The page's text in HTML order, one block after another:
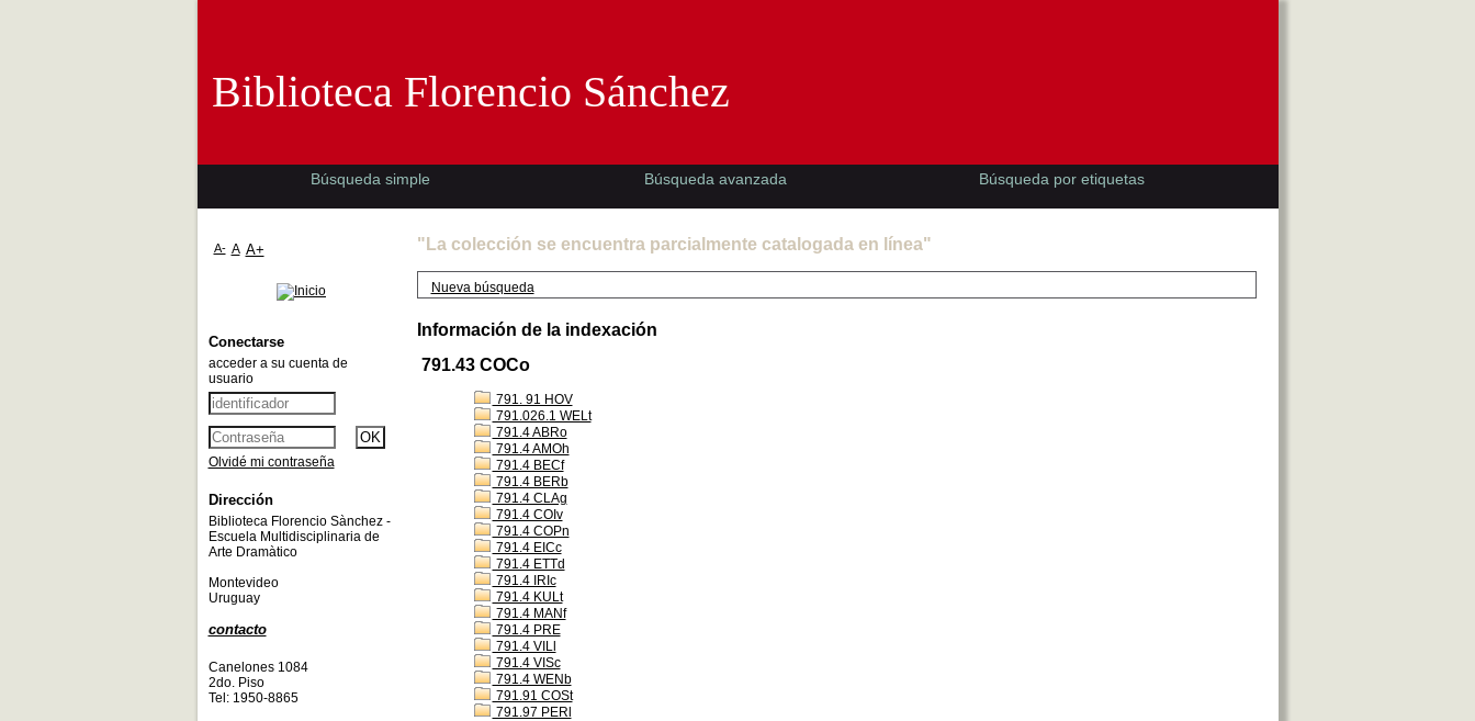
"La colección se encuentra parcialmente catalogada en línea"
Nueva búsqueda
Información de la indexación
791.43 COCo
791. 91 HOV
791.026.1 WELt
791.4 ABRo
791.4 AMOh
791.4 BECf
791.4 BERb
791.4 CLAg
791.4 COIv
791.4 COPn
791.4 EICc
791.4 ETTd
791.4 IRIc
791.4 KULt
791.4 MANf
791.4 PRE
791.4 VILl
791.4 VISc
791.4 WENb
791.91 COSt
791.97 PERl
Biblioteca Florencio Sánchez
Búsqueda simple Búsqueda avanzada Búsqueda por etiquetas
A- A A+
Conectarse
acceder a su cuenta de
usuario
Olvidé mi contraseña
Dirección
Biblioteca Florencio Sànchez -
Escuela Multidisciplinaria de
Arte Dramàtico
Montevideo
Uruguay
contacto
Canelones 1084
2do. Piso
Tel: 1950-8865